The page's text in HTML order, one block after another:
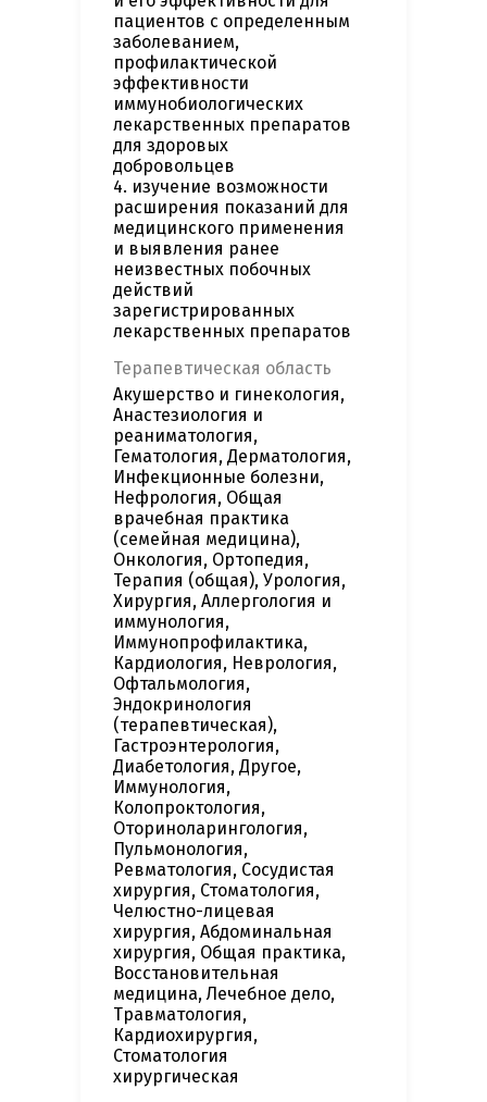
пациентов с определенным
заболеванием,
профилактической
эффективности
иммунобиологических
лекарственных препаратов
для здоровых
добровольцев
4. изучение возможности
расширения показаний для
медицинского применения
и выявления ранее
неизвестных побочных
действий
зарегистрированных
лекарственных препаратов
Терапевтическая область
Акушерство и гинекология,
Анастезиология и
реаниматология,
Гематология, Дерматология,
Инфекционные болезни,
Нефрология, Общая
врачебная практика
(семейная медицина),
Онкология, Ортопедия,
Терапия (общая), Урология,
Хирургия, Аллергология и
иммунология,
Иммунопрофилактика,
Кардиология, Неврология,
Офтальмология,
Эндокринология
(терапевтическая),
Гастроэнтерология,
Диабетология, Другое,
Иммунология,
Колопроктология,
Оториноларингология,
Пульмонология,
Ревматология, Сосудистая
хирургия, Стоматология,
Челюстно-лицевая
хирургия, Абдоминальная
хирургия, Общая практика,
Восстановительная
медицина, Лечебное дело,
Травматология,
Кардиохирургия,
Стоматология
хирургическая